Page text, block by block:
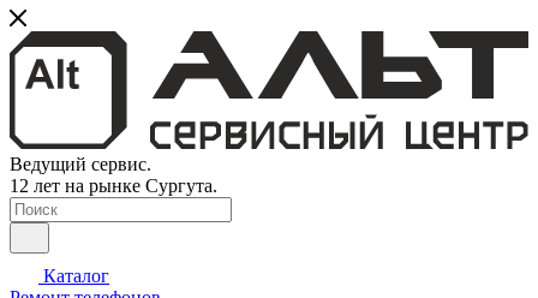
Ведущий сервис.
12 лет на рынке Сургута.
Каталог